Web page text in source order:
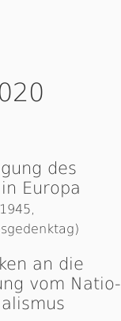
des
Europa
an die
vom Na­tio­